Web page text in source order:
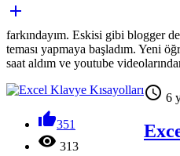

farkındayım. Eskisi gibi blogger
teması yapmaya başladım. Yeni
saat aldım ve youtube
351
 313
 6